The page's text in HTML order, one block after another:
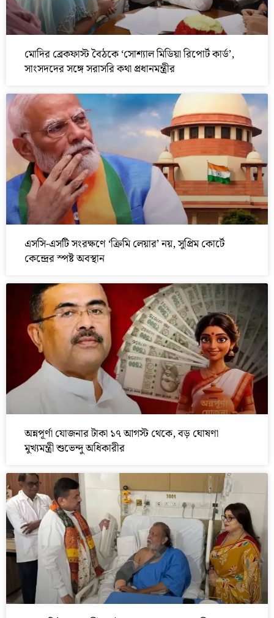
মোদির ব্রেকফাস্ট বৈঠকে ‘সোশ্যাল মিডিয়া রিপোর্ট কার্ড’,
সাংসদদের সঙ্গে সরাসরি কথা প্রধানমন্ত্রীর
এসসি-এসটি সংরক্ষণে ‘ক্রিমি লেয়ার’ নয়, সুপ্রিম কোর্টে
কেন্দ্রের স্পষ্ট অবস্থান
অন্নপূর্ণা যোজনার টাকা ১৭ আগস্ট থেকে, বড় ঘোষণা
মুখ্যমন্ত্রী শুভেন্দু অধিকারীর